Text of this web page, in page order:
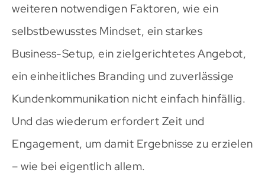
weiteren notwendigen Faktoren, wie ein
selbstbewusstes Mindset, ein starkes
Business-Setup, ein zielgerichtetes Angebot,
ein einheitliches Branding und zuverlässige
Kundenkommunikation nicht einfach hinfällig.
Und das wiederum erfordert Zeit und
Engagement, um damit Ergebnisse zu erzielen
– wie bei eigentlich allem.